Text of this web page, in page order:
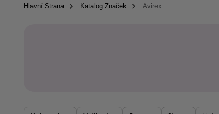
Hlavní Strana Katalog Značek Avirex